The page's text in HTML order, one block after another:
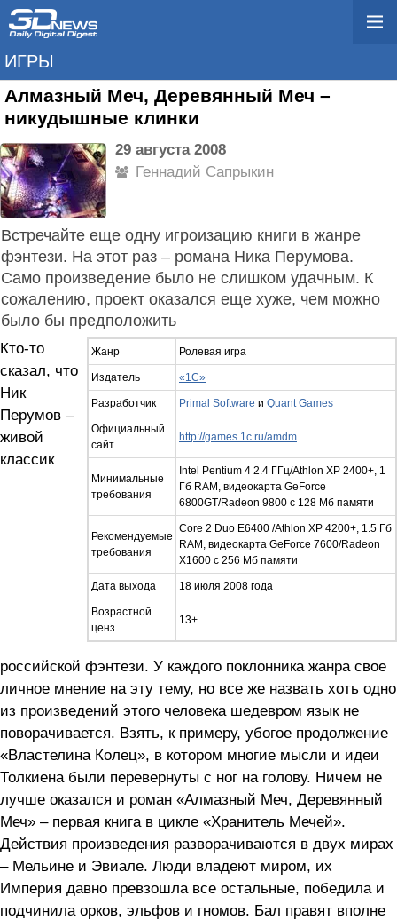
ИГРЫ
Алмазный Меч, Деревянный Меч –
никудышные клинки
29 августа 2008
Геннадий Сапрыкин
Встречайте еще одну игроизацию книги в жанре
фэнтези. На этот раз – романа Ника Перумова.
Само произведение было не слишком удачным. К
сожалению, проект оказался еще хуже, чем можно
было бы предположить
Жанр Ролевая игра
Издатель «1С»
Разработчик Primal Software и Quant Games
Официальный
сайт
http://games.1c.ru/amdm
Минимальные
требования
Intel Pentium 4 2.4 ГГц/Athlon ХР 2400+, 1
Гб RAM, видеокарта GeForce
6800GT/Radeon 9800 с 128 Мб памяти
Рекомендуемые
требования
Core 2 Duo E6400 /Athlon XР 4200+, 1.5 Гб
RAM, видеокарта GeForce 7600/Radeon
X1600 с 256 Мб памяти
Дата выхода 18 июля 2008 года
Возрастной
ценз
13+
Кто-то
сказал, что
Ник
Перумов –
живой
классик
российской фэнтези. У каждого поклонника жанра свое
личное мнение на эту тему, но все же назвать хоть одно
из произведений этого человека шедевром язык не
поворачивается. Взять, к примеру, убогое продолжение
«Властелина Колец», в котором многие мысли и идеи
Толкиена были перевернуты с ног на голову. Ничем не
лучше оказался и роман «Алмазный Меч, Деревянный
Меч» – первая книга в цикле «Хранитель Мечей».
Действия произведения разворачиваются в двух мирах
– Мельине и Эвиале. Люди владеют миром, их
Империя давно превзошла все остальные, победила и
подчинила орков, эльфов и гномов. Бал правят вполне